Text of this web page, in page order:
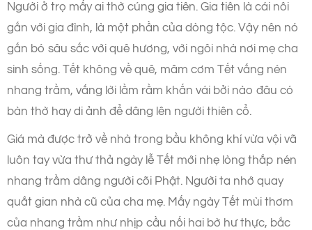
Người ở trọ mấy ai thờ cúng gia tiên. Gia tiên là cái nôi
gắn với gia đình, là một phần của dòng tộc. Vậy nên nó
gắn bó sâu sắc với quê hương, với ngôi nhà nơi mẹ cha
sinh sống. Tết không về quê, mâm cơm Tết vắng nén
nhang trầm, vắng lời lầm rầm khấn vái bởi nào đâu có
bàn thờ hay di ảnh để dâng lên người thiên cổ.
Giá mà được trở về nhà trong bầu không khí vừa vội vã
luôn tay vừa thư thả ngày lễ Tết mới nhẹ lòng thắp nén
nhang trầm dâng người cõi Phật. Người ta nhớ quay
quắt gian nhà cũ của cha mẹ. Mấy ngày Tết mùi thơm
của nhang trầm như nhịp cầu nối hai bờ hư thực, bắc